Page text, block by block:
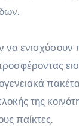
να ενισχύσουν
της
παίκτες.